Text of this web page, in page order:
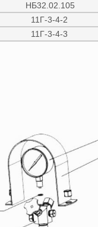
НБ32.02.105
11Г-3-4-2
11Г-3-4-3